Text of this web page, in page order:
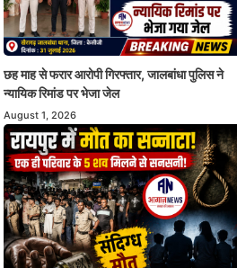
छह माह से फरार आरोपी गिरफ्तार, जालबांधा पुलिस ने
न्यायिक रिमांड पर भेजा जेल
August 1, 2026